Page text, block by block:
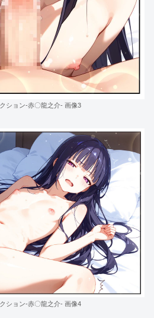
ション-赤〇龍之介- 画像3
ション-赤〇龍之介- 画像4